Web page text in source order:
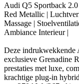
Audi Q5 Sportback
Red Metallic |
Massage |
Ambiance Interieur |
Deze indrukwekkende
exclusieve Grenadine
prestaties met luxe,
krachtige plug-in